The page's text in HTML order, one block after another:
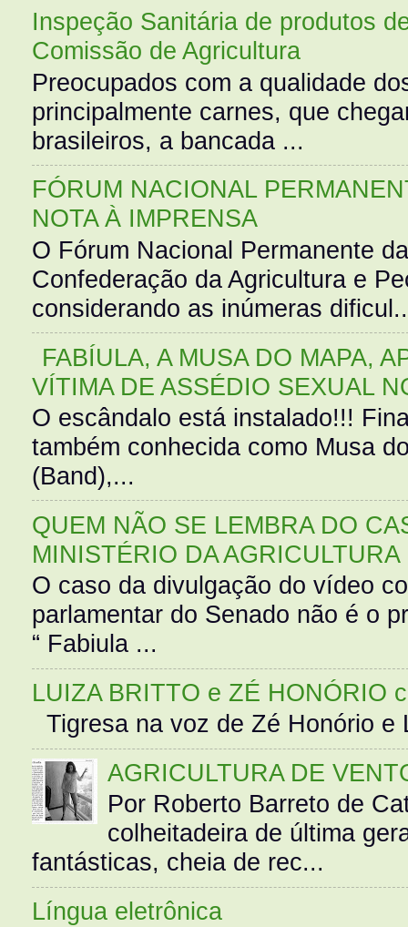
Inspeção Sanitária de produtos
Comissão de Agricultura
Preocupados com a qualidade
principalmente carnes, que
brasileiros, a bancada ...
FÓRUM NACIONAL
NOTA À IMPRENSA
O Fórum Nacional Permanente
Confederação da Agricultura e
considerando as inúmeras
FABÍULA, A MUSA DO MAPA,
VÍTIMA DE ASSÉDIO SEXUAL
O escândalo está instalado!!!
também conhecida como Musa
(Band),...
QUEM NÃO SE LEMBRA DO
MINISTÉRIO DA AGRICULTURA
O caso da divulgação do vídeo
parlamentar do Senado não é o
“ Fabiula ...
LUIZA BRITTO e ZÉ HONÓRIO
Tigresa na voz de Zé Honório
AGRICULTURA DE
Por Roberto Barreto de
colheitadeira de última
fantásticas, cheia de rec...
Língua eletrônica